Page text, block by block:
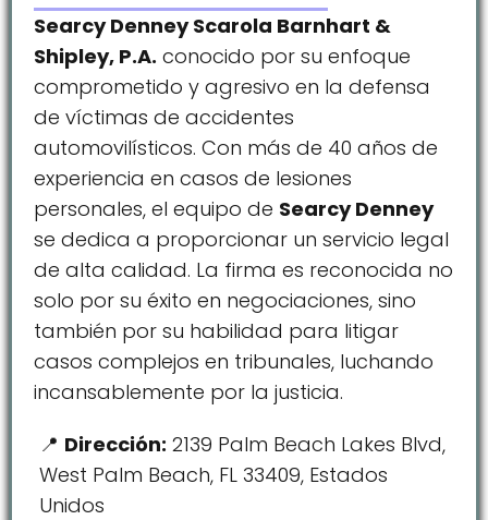
Searcy Denney Scarola Barnhart &
Shipley, P.A. conocido por su enfoque
comprometido y agresivo en la defensa
de víctimas de accidentes
automovilísticos. Con más de 40 años de
experiencia en casos de lesiones
personales, el equipo de Searcy Denney
se dedica a proporcionar un servicio legal
de alta calidad. La firma es reconocida no
solo por su éxito en negociaciones, sino
también por su habilidad para litigar
casos complejos en tribunales, luchando
incansablemente por la justicia.
Dirección: 2139 Palm Beach Lakes Blvd,
West Palm Beach, FL 33409, Estados
Unidos